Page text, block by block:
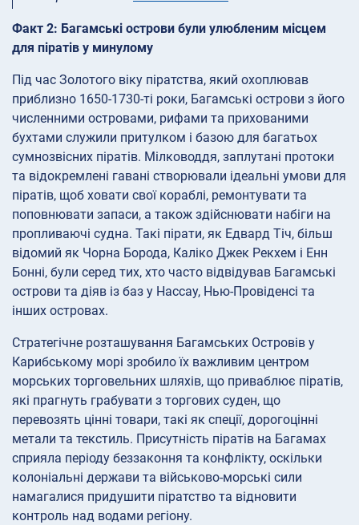
Факт 2: Багамські острови були улюбленим місцем
для піратів у минулому
Під час Золотого віку піратства, який охоплював
приблизно 1650-1730-ті роки, Багамські острови з його
численними островами, рифами та прихованими
бухтами служили притулком і базою для багатьох
сумнозвісних піратів. Мілководдя, заплутані протоки
та відокремлені гавані створювали ідеальні умови для
піратів, щоб ховати свої кораблі, ремонтувати та
поповнювати запаси, а також здійснювати набіги на
пропливаючі судна. Такі пірати, як Едвард Тіч, більш
відомий як Чорна Борода, Каліко Джек Рекхем і Енн
Бонні, були серед тих, хто часто відвідував Багамські
острови та діяв із баз у Нассау, Нью-Провіденсі та
інших островах.
Стратегічне розташування Багамських Островів у
Карибському морі зробило їх важливим центром
морських торговельних шляхів, що приваблює піратів,
які прагнуть грабувати з торгових суден, що
перевозять цінні товари, такі як спеції, дорогоцінні
метали та текстиль. Присутність піратів на Багамах
сприяла періоду беззаконня та конфлікту, оскільки
колоніальні держави та військово-морські сили
намагалися придушити піратство та відновити
контроль над водами регіону.